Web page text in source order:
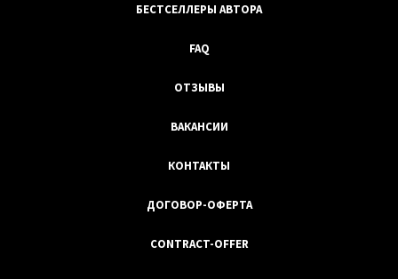
БЕСТСЕЛЛЕРЫ АВТОРА
FAQ
ОТЗЫВЫ
ВАКАНСИИ
КОНТАКТЫ
ДОГОВОР-ОФЕРТА
CONTRACT-OFFER